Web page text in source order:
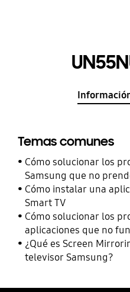
Temas comunes
Cómo solucionar los
Samsung que no
Cómo instalar una
Smart TV
Cómo solucionar los
aplicaciones que no
Smart TV
¿Qué es Screen
televisor Samsung?